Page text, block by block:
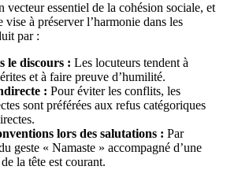
vecteur essentiel de la cohésion sociale, et
à préserver l’harmonie dans les
par :
le discours : Les locuteurs tendent à
et à faire preuve d’humilité.
: Pour éviter les conflits, les
sont préférées aux refus catégoriques
lors des salutations : Par
geste « Namaste » accompagné d’une
la tête est courant.